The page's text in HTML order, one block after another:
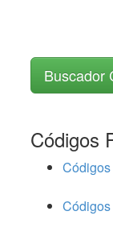
Buscador
Códigos